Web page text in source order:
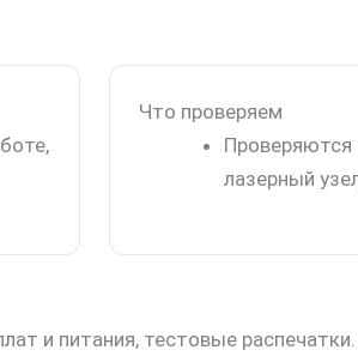
Что проверяем
Проверяются
лазерный
и питания, тестовые